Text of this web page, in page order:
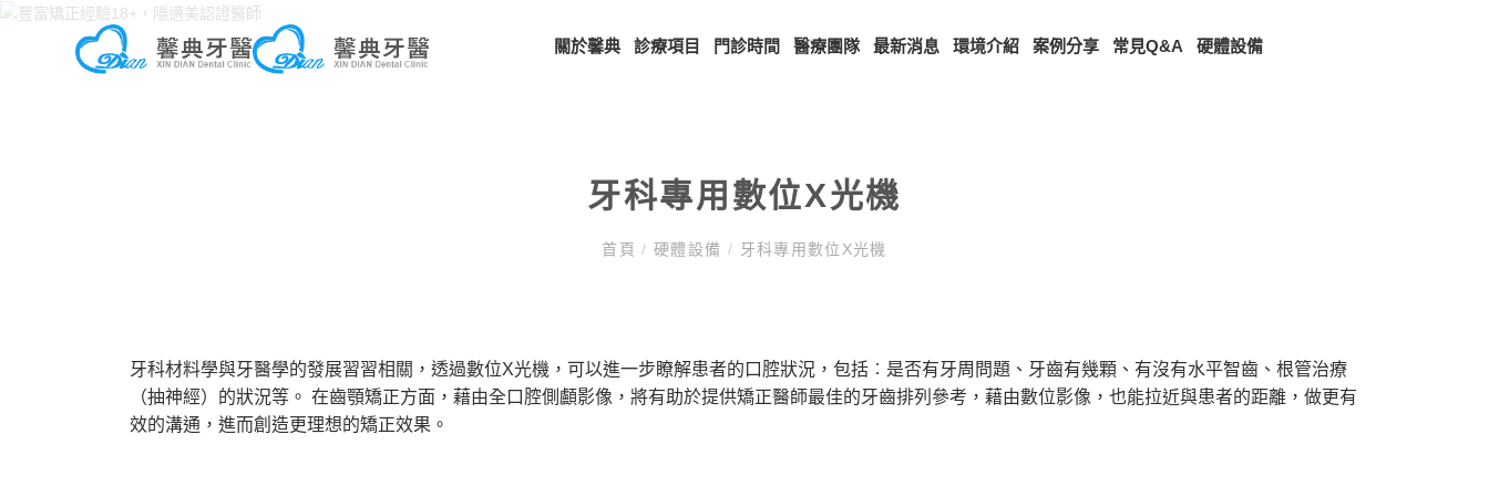
關於馨典 診療項目 門診時間 醫療團隊 最新消息 環境介紹 案例分享 常見Q&A 硬體設備
牙科專用數位X光機
首頁/ 硬體設備 / 牙科專用數位X光機
牙科材料學與牙醫學的發展習習相關，透過數位X光機，可以進一步瞭解患者的口腔狀況，包括︰是否有牙周問題、牙齒有幾顆、有沒有水平智齒、根管治療
（抽神經）的狀況等。 在齒顎矯正方面，藉由全口腔側顱影像，將有助於提供矯正醫師最佳的牙齒排列參考，藉由數位影像，也能拉近與患者的距離，做更有
效的溝通，進而創造更理想的矯正效果。